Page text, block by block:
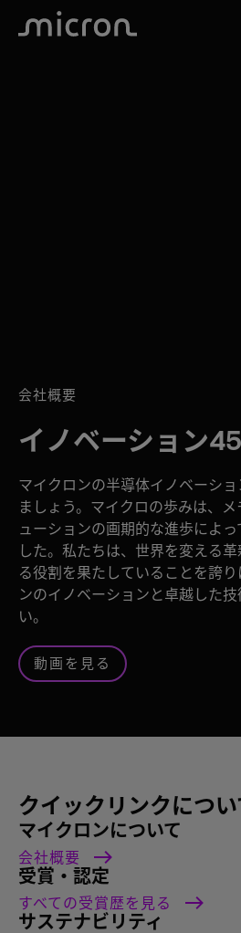
会社概要
イノベーション
マイクロンの半導体イノベーシ
ましょう。マイクロの歩みは、
ューションの画期的な進歩によ
した。私たちは、世界を変える
る役割を果たしていることを誇
ンのイノベーションと卓越した
い。
動画を見る
クイックリンクについ
マイクロンについて
会社概要
受賞・認定
すべての受賞歴を見る
サステナビリティ